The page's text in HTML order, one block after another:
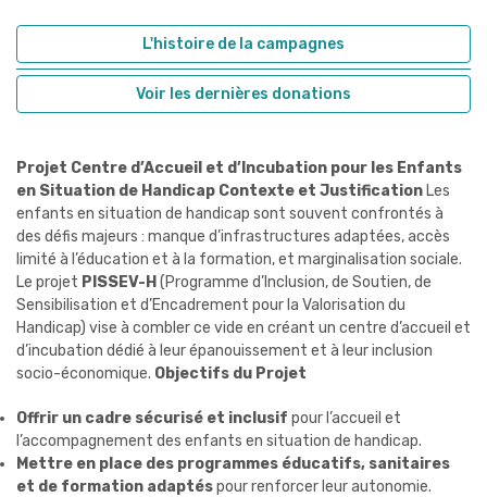
L'histoire de la campagnes
Voir les dernières donations
Projet Centre d’Accueil et d’Incubation pour les Enfants
en Situation de Handicap Contexte et Justification Les
enfants en situation de handicap sont souvent confrontés à
des défis majeurs : manque d’infrastructures adaptées, accès
limité à l’éducation et à la formation, et marginalisation sociale.
Le projet PISSEV-H (Programme d’Inclusion, de Soutien, de
Sensibilisation et d’Encadrement pour la Valorisation du
Handicap) vise à combler ce vide en créant un centre d’accueil et
d’incubation dédié à leur épanouissement et à leur inclusion
socio-économique. Objectifs du Projet
Offrir un cadre sécurisé et inclusif pour l’accueil et
l’accompagnement des enfants en situation de handicap.
Mettre en place des programmes éducatifs, sanitaires
et de formation adaptéspour renforcer leur autonomie.